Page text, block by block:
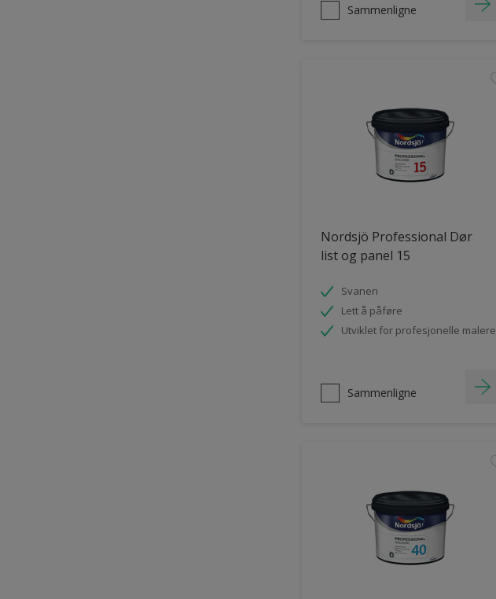
Sammenligne
Nordsjö Professional Dør
list og panel 15
Svanen
Lett å påføre
Utviklet for profesjonelle malere
Sammenligne